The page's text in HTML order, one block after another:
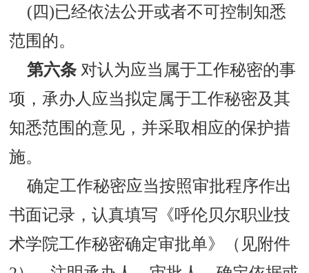
(四)已经依法公开或者不可控制知悉
范围的。
第六条对认为应当属于工作秘密的事
项，承办人应当拟定属于工作秘密及其
知悉范围的意见，并采取相应的保护措
施。
确定工作秘密应当按照审批程序作出
书面记录，认真填写《呼伦贝尔职业技
术学院工作秘密确定审批单》（见附件